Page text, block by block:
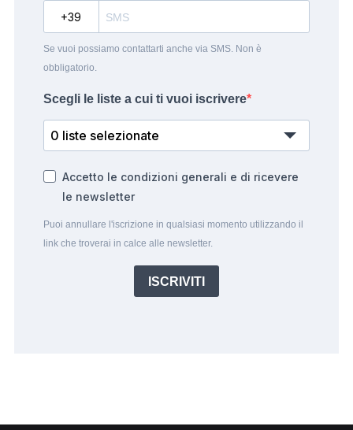
Se vuoi possiamo contattarti anche via SMS. Non è
obbligatorio.
Scegli le liste a cui ti vuoi iscrivere
0 liste selezionate
Accetto le condizioni generali e di ricevere
le newsletter
Puoi annullare l'iscrizione in qualsiasi momento utilizzando il
link che troverai in calce alle newsletter.
ISCRIVITI